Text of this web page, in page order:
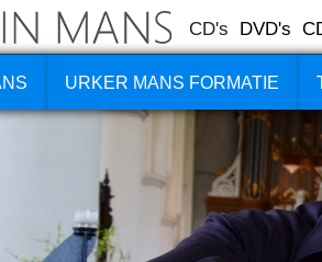
CD's DVD's
URKER MANS FORMATIE